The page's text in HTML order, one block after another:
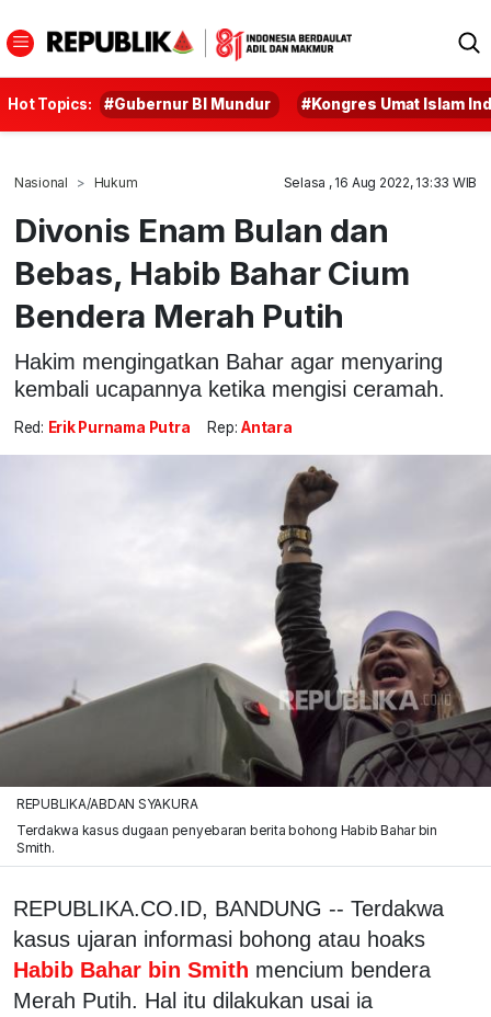
Hot Topics: #Gubernur BI Mundur #Kongres Umat Islam
Nasional Hukum Selasa , 16 Aug 2022, 13:33 WIB
Divonis Enam Bulan dan
Bebas, Habib Bahar Cium
Bendera Merah Putih
Hakim mengingatkan Bahar agar menyaring
kembali ucapannya ketika mengisi ceramah.
Red: Erik Purnama Putra Rep: Antara
REPUBLIKA/ABDAN SYAKURA
Terdakwa kasus dugaan penyebaran berita bohong Habib Bahar bin
Smith.
REPUBLIKA.CO.ID, BANDUNG -- Terdakwa
kasus ujaran informasi bohong atau hoaks
Habib Bahar bin Smith mencium bendera
Merah Putih. Hal itu dilakukan usai ia